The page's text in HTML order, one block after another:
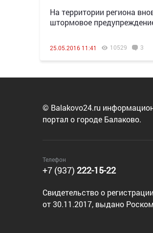
На территории региона
штормовое
25.05.2016 11:41 10529 3
© Balakovo24.ru
портал о городе Балаково.
Телефон
+7 (937) 222-15-22
Cвидетельство о
от 30.11.2017, выдано